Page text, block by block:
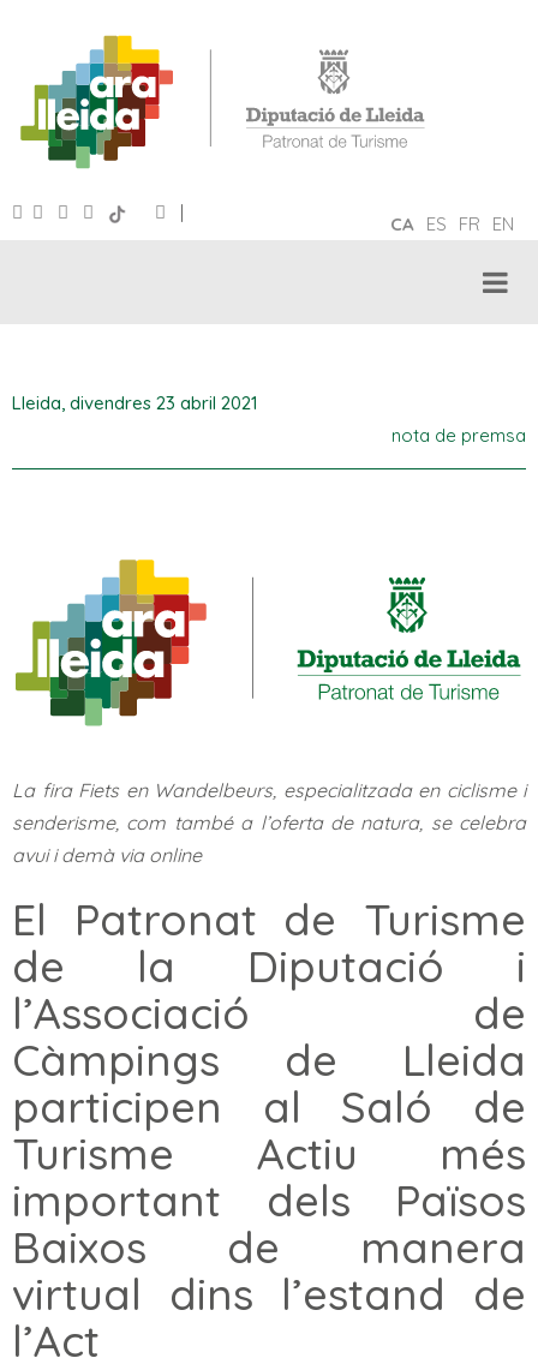
CA ES FR EN
|
Lleida, divendres 23 abril 2021
nota de premsa
La fira Fiets en Wandelbeurs, especialitzada en ciclisme i
senderisme, com també a l’oferta de natura, se celebra
avui i demà via online
El Patronat de Turisme
de la Diputació i
l’Associació de
Càmpings de Lleida
participen al Saló de
Turisme Actiu més
important dels Països
Baixos de manera
virtual dins l’estand de
l’Act